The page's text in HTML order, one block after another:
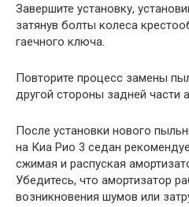
Завершите установку,
затянув болты колеса
гаечного ключа.
Повторите процесс замены
другой стороны задней части
После установки нового
на Киа Рио 3 седан
сжимая и распуская
Убедитесь, что амортизатор
возникновения шумов или